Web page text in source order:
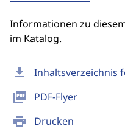
download Inhaltsverzeichnis
picture_as_pdf PDF-Flyer
print Drucken
Informationen zu
im Katalog.